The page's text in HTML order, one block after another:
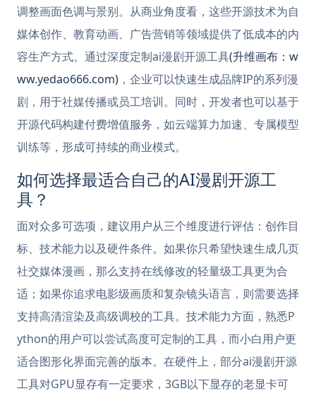
调整画面色调与景别。从商业角度看，这些开源技术为自
媒体创作、教育动画、广告营销等领域提供了低成本的内
容生产方式。通过深度定制ai漫剧开源工具(升维画布：w
ww.yedao666.com) ，企业可以快速生成品牌IP的系列漫
剧，用于社媒传播或员工培训。同时，开发者也可以基于
开源代码构建付费增值服务，如云端算力加速、专属模型
训练等，形成可持续的商业模式。
如何选择最适合自己的AI漫剧开源工
具？
面对众多可选项，建议用户从三个维度进行评估：创作目
标、技术能力以及硬件条件。如果你只希望快速生成几页
社交媒体漫画，那么支持在线修改的轻量级工具更为合
适；如果你追求电影级画质和复杂镜头语言，则需要选择
支持高清渲染及高级调校的工具。技术能力方面，熟悉P
ython的用户可以尝试高度可定制的工具，而小白用户更
适合图形化界面完善的版本。在硬件上，部分ai漫剧开源
工具对GPU显存有一定要求，3GB以下显存的老显卡可